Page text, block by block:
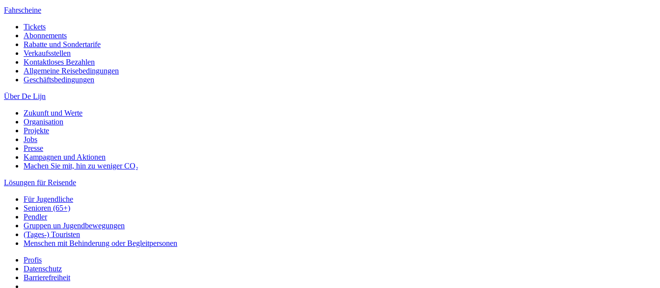
Fahrscheine
Tickets
Abonnements
Rabatte und Sondertarife
Verkaufsstellen
Kontaktloses Bezahlen
Allgemeine Reisebedingungen
Geschäftsbedingungen
Über De Lijn
Zukunft und Werte
Organisation
Projekte
Jobs
Presse
Kampagnen und Aktionen
Machen Sie mit, hin zu weniger CO₂
Lösungen für Reisende
Für Jugendliche
Senioren (65+)
Pendler
Gruppen un Jugendbewegungen
(Tages-) Touristen
Menschen mit Behinderung oder Begleitpersonen
Profis
Datenschutz
Barrierefreiheit